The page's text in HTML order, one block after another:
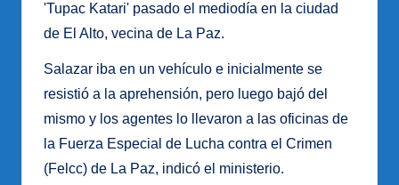
'Tupac Katari' pasado el mediodía en la ciudad
de El Alto, vecina de La Paz.
Salazar iba en un vehículo e inicialmente se
resistió a la aprehensión, pero luego bajó del
mismo y los agentes lo llevaron a las oficinas de
la Fuerza Especial de Lucha contra el Crimen
(Felcc) de La Paz, indicó el ministerio.